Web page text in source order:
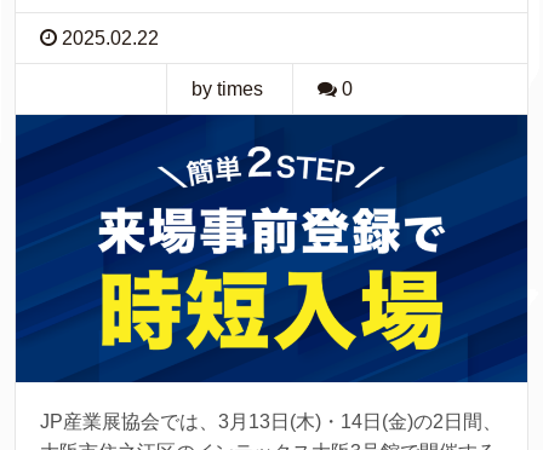
2025.02.22
by times 0
JP産業展協会では、3月13日(木)・14日(金)の2日間、